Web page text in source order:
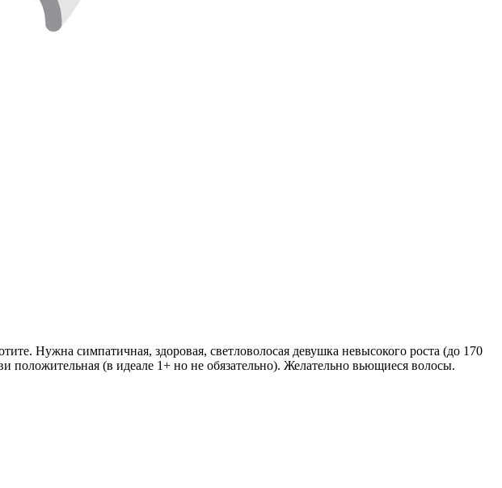
Нужна симпатичная, здоровая, светловолосая девушка невысокого роста (до 170
положительная (в идеале 1+ но не обязательно). Желательно вьющиеся волосы.